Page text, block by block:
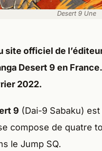
Desert 9 Une
site officiel de
Desert 9 en
2022.
9 (Dai-9 Sabaku)
compose de quatre
le Jump SQ.